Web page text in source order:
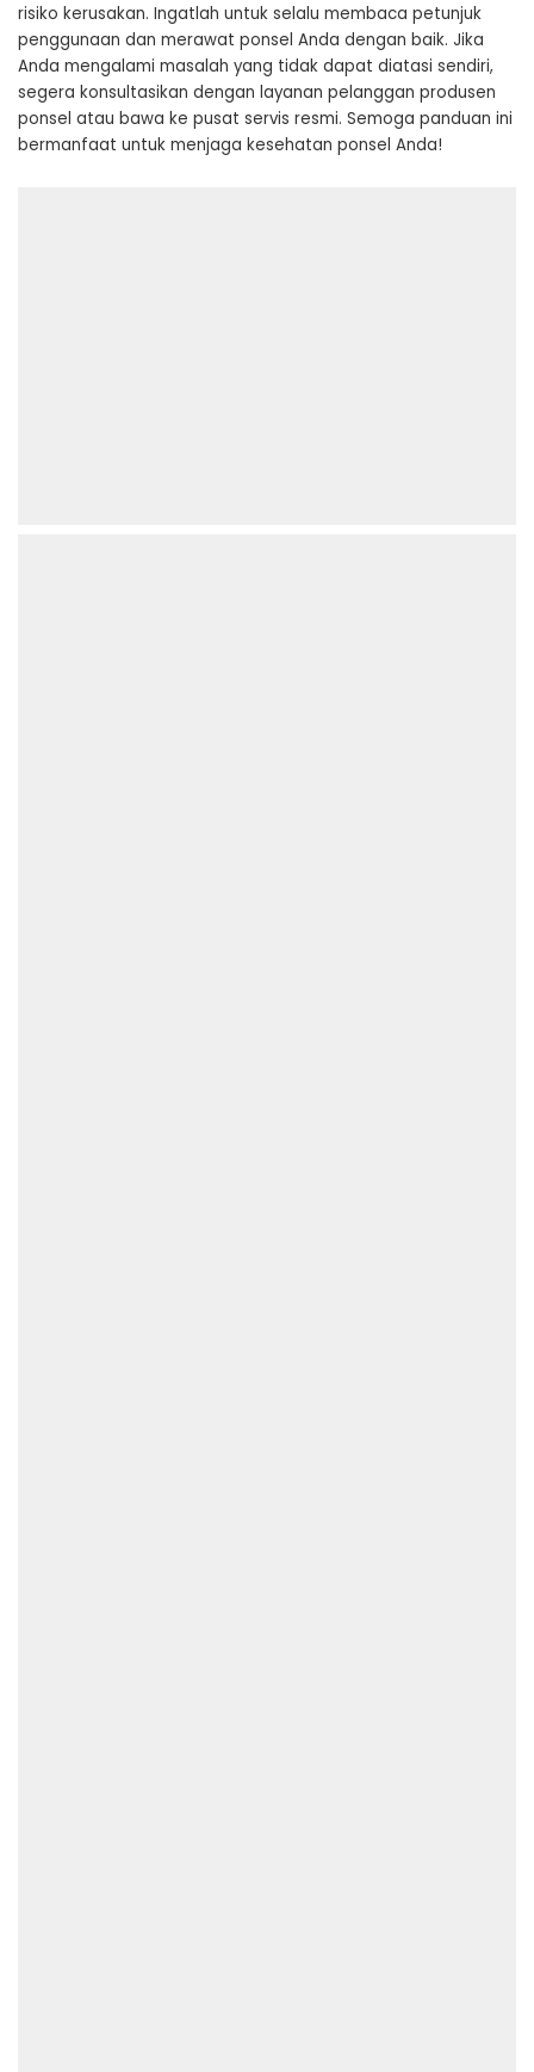
risiko kerusakan. Ingatlah untuk selalu membaca petunjuk
penggunaan dan merawat ponsel Anda dengan baik. Jika
Anda mengalami masalah yang tidak dapat diatasi sendiri,
segera konsultasikan dengan layanan pelanggan produsen
ponsel atau bawa ke pusat servis resmi. Semoga panduan ini
bermanfaat untuk menjaga kesehatan ponsel Anda!